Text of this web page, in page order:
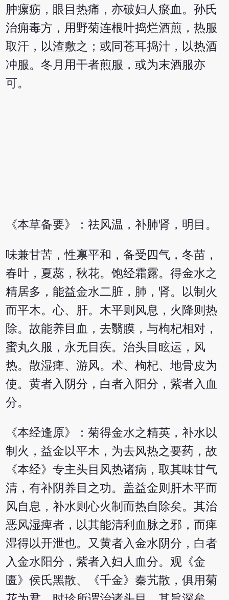
肿瘰疬，眼目热痛，亦破妇人瘀血。孙氏
治痈毒方，用野菊连根叶捣烂酒煎，热服
取汗，以渣敷之；或同苍耳捣汁，以热酒
冲服。冬月用干者煎服，或为末酒服亦
可。
《本草备要》：祛风温，补肺肾，明目。
味兼甘苦，性禀平和，备受四气，冬苗，
春叶，夏蕊，秋花。饱经霜露。得金水之
精居多，能益金水二脏，肺，肾。以制火
而平木。心、肝。木平则风息，火降则热
除。故能养目血，去翳膜，与枸杞相对，
蜜丸久服，永无目疾。治头目眩运，风
热。散湿痺、游风。术、枸杞、地骨皮为
使。黄者入阴分，白者入阳分，紫者入血
分。
《本经逢原》：菊得金水之精英，补水以
制火，益金以平木，为去风热之要药，故
《本经》专主头目风热诸病，取其味甘气
清，有补阴养目之功。盖益金则肝木平而
风自息，补水则心火制而热自除矣。其治
恶风湿痺者，以其能清利血脉之邪，而痺
湿得以开泄也。又黄者入金水阴分，白者
入金水阳分，紫者入妇人血分。观《金
匮》侯氏黑散、《千金》秦艽散，俱用菊